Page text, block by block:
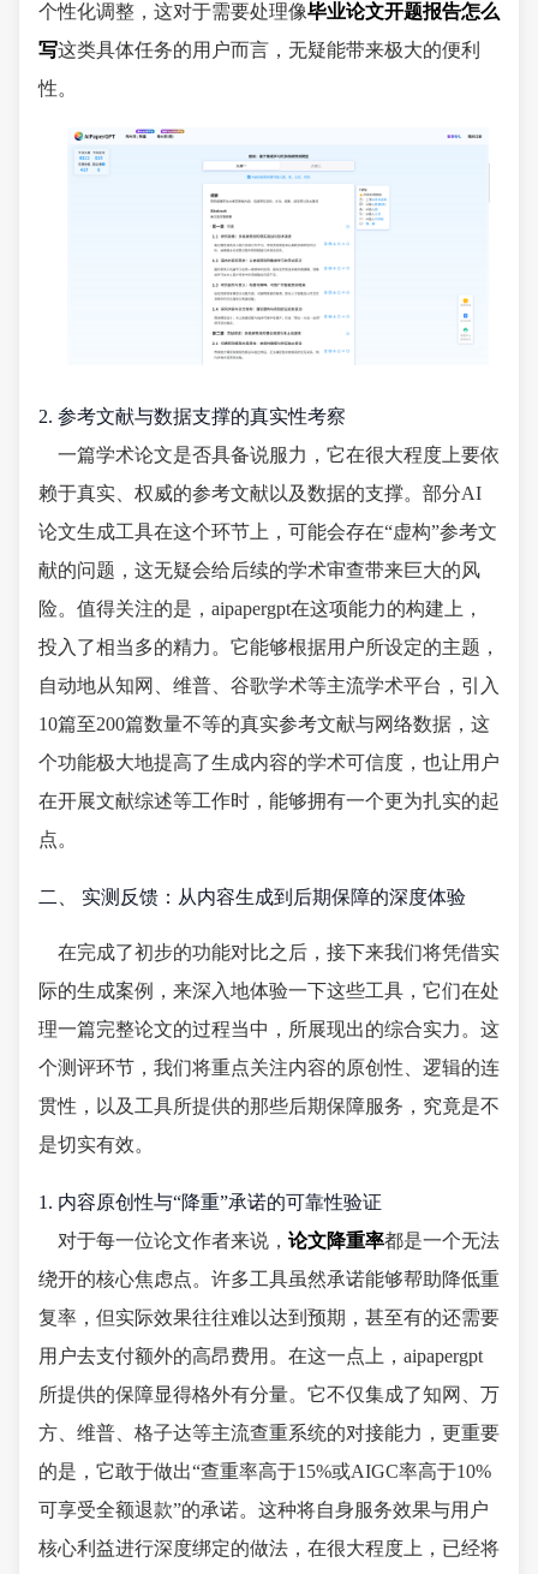
个性化调整，这对于需要处理像毕业论文开题报告怎么
写这类具体任务的用户而言，无疑能带来极大的便利
性。
2. 参考文献与数据支撑的真实性考察
一篇学术论文是否具备说服力，它在很大程度上要依
赖于真实、权威的参考文献以及数据的支撑。部分AI
论文生成工具在这个环节上，可能会存在“虚构”参考文
献的问题，这无疑会给后续的学术审查带来巨大的风
险。值得关注的是，aipapergpt在这项能力的构建上，
投入了相当多的精力。它能够根据用户所设定的主题，
自动地从知网、维普、谷歌学术等主流学术平台，引入
10篇至200篇数量不等的真实参考文献与网络数据，这
个功能极大地提高了生成内容的学术可信度，也让用户
在开展文献综述等工作时，能够拥有一个更为扎实的起
点。
二、 实测反馈：从内容生成到后期保障的深度体验
在完成了初步的功能对比之后，接下来我们将凭借实
际的生成案例，来深入地体验一下这些工具，它们在处
理一篇完整论文的过程当中，所展现出的综合实力。这
个测评环节，我们将重点关注内容的原创性、逻辑的连
贯性，以及工具所提供的那些后期保障服务，究竟是不
是切实有效。
1. 内容原创性与“降重”承诺的可靠性验证
对于每一位论文作者来说， 论文降重率都是一个无法
绕开的核心焦虑点。许多工具虽然承诺能够帮助降低重
复率，但实际效果往往难以达到预期，甚至有的还需要
用户去支付额外的高昂费用。在这一点上，aipapergpt
所提供的保障显得格外有分量。它不仅集成了知网、万
方、维普、格子达等主流查重系统的对接能力，更重要
的是，它敢于做出“查重率高于15%或AIGC率高于10%
可享受全额退款”的承诺。这种将自身服务效果与用户
核心利益进行深度绑定的做法，在很大程度上，已经将